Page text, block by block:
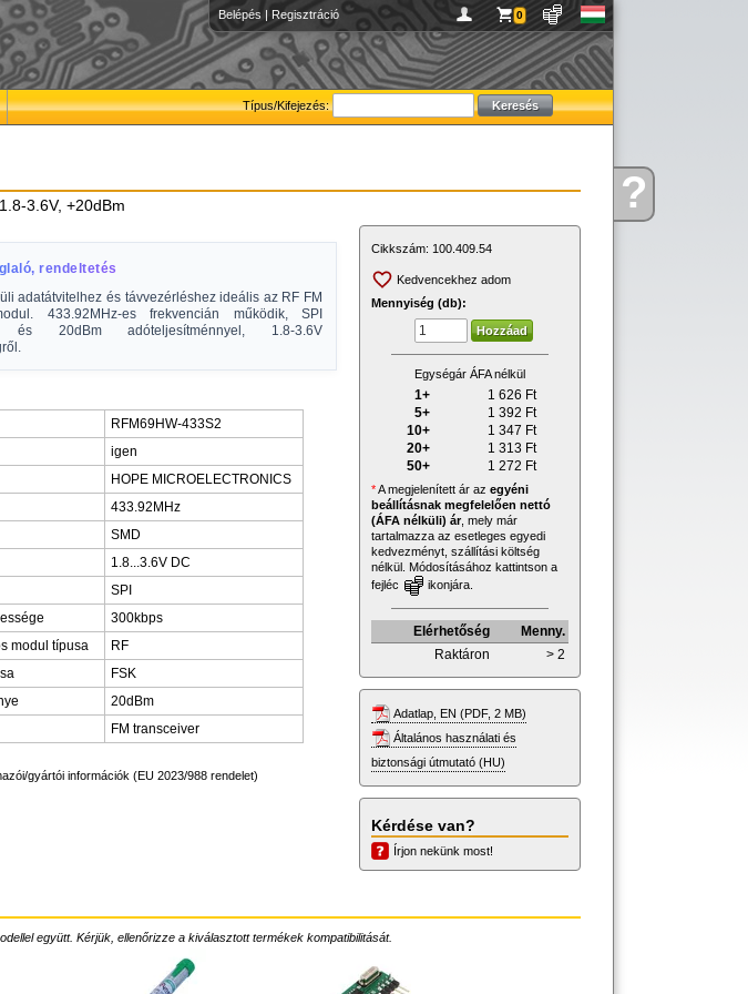
Kérdése?
Belépés | Regisztráció 0
Típus/Kifejezés:
3.6V, +20dBm
rendeltetés
adatátvitelhez és távvezérléshez ideális az RF FM
433.92MHz-es frekvencián működik, SPI
és 20dBm adóteljesítménnyel, 1.8-3.6V
RFM69HW-433S2
igen
HOPE MICROELECTRONICS
433.92MHz
SMD
1.8...3.6V DC
SPI
300kbps
modul típusa
RF
FSK
20dBm
FM transceiver
gyártói információk (EU 2023/988 rendelet)
Cikkszám: 100.409.54
Kedvencekhez adom
Mennyiség (db):
Egységár ÁFA nélkül
1+ 1 626 Ft
5+
1 392 Ft
10+
1 347 Ft
20+
1 313 Ft
50+
1 272 Ft
*A megjelenített ár az egyéni
beállításnak megfelelően nettó
(ÁFA nélküli) ár, mely már
tartalmazza az esetleges egyedi
kedvezményt, szállítási költség
nélkül. Módosításához kattintson a
fejléc
ikonjára.
Elérhetőség
Menny.
Raktáron
> 2
Adatlap, EN (PDF, 2 MB)
Általános használati és
biztonsági útmutató (HU)
Kérdése van?
Írjon nekünk most!
együtt. Kérjük, ellenőrizze a kiválasztott termékek kompatibilitását.